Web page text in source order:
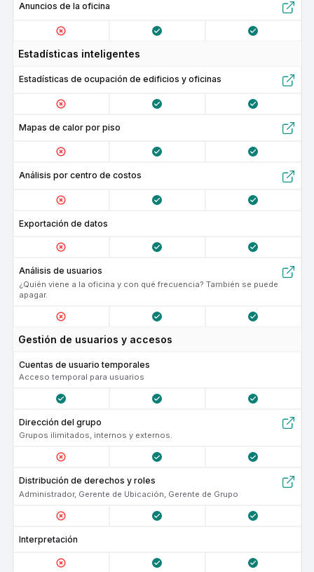
Anuncios de la oficina
Estadísticas inteligentes
Estadísticas de ocupación de edificios y oficinas
Mapas de calor por piso
Análisis por centro de costos
Exportación de datos
Análisis de usuarios
¿Quién viene a la oficina y con qué frecuencia? También se puede
apagar.
Gestión de usuarios y accesos
Cuentas de usuario temporales
Acceso temporal para usuarios
Dirección del grupo
Grupos ilimitados, internos y externos.
Distribución de derechos y roles
Administrador, Gerente de Ubicación, Gerente de Grupo
Interpretación